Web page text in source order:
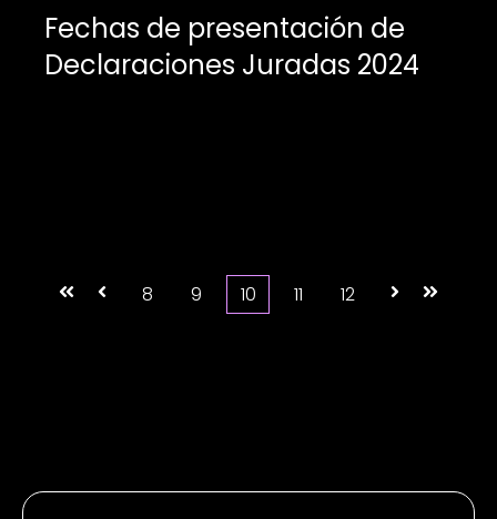
Fechas de presentación de
Declaraciones Juradas 2024
PrimeraAnterior
8 9 10 11 12 Siguiente
Última